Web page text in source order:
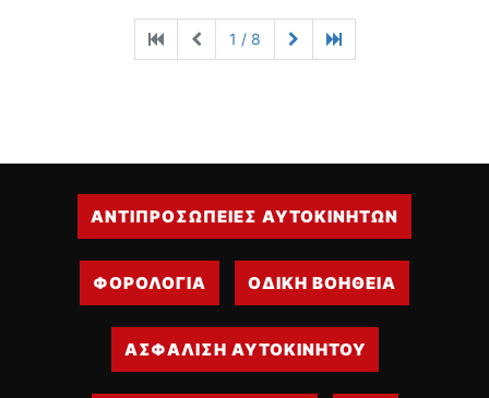
1 / 8
ΑΝΤΙΠΡΟΣΩΠΕΙΕΣ ΑΥΤΟΚΙΝΗΤΩΝ
ΦΟΡΟΛΟΓΙΑ ΟΔΙΚΗ ΒΟΗΘΕΙΑ
ΑΣΦΑΛΙΣΗ ΑΥΤΟΚΙΝΗΤΟΥ